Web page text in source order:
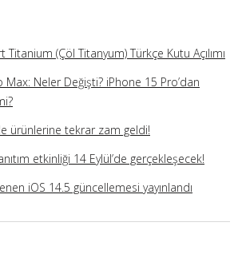
(Çöl Titanyum) Türkçe Kutu Açılımı
Max: Neler Değişti? iPhone 15 Pro’dan
ürünlerine tekrar zam geldi!
etkinliği 14 Eylül’de gerçekleşecek!
iOS 14.5 güncellemesi yayınlandı